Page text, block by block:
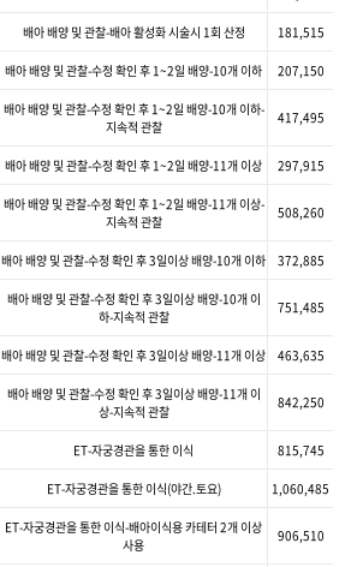
배아 배양 및 관찰-배아 활성화 시술시 1회 산정 181,515
배아 배양 및 관찰-수정 확인 후 1~2일 배양-10개 이하 207,150
배아 배양 및 관찰-수정 확인 후 1~2일 배양-10개 이하-
지속적 관찰
417,495
배아 배양 및 관찰-수정 확인 후 1~2일 배양-11개 이상 297,915
배아 배양 및 관찰-수정 확인 후 1~2일 배양-11개 이상-
지속적 관찰
508,260
배아 배양 및 관찰-수정 확인 후 3일이상 배양-10개 이하 372,885
배아 배양 및 관찰-수정 확인 후 3일이상 배양-10개 이
하-지속적 관찰
751,485
배아 배양 및 관찰-수정 확인 후 3일이상 배양-11개 이상 463,635
배아 배양 및 관찰-수정 확인 후 3일이상 배양-11개 이
상-지속적 관찰
842,250
ET-자궁경관을 통한 이식 815,745
ET-자궁경관을 통한 이식(야간.토요) 1,060,485
ET-자궁경관을 통한 이식-배아이식용 카테터 2개 이상
사용
906,510